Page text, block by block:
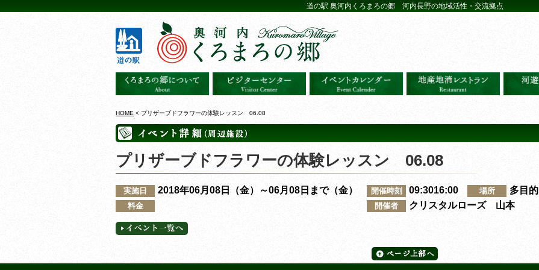
道の駅 奥河内くろまろの郷 河内長野の地域活性・交流拠点
HOME < プリザーブドフラワーの体験レッスン 06.08
プリザーブドフラワーの体験レッスン 06.08
実施日 2018年06月08日（金）～06月08日まで（金） 開催時刻 09:3016:00 場所 多目
料金 開催者 クリスタルローズ 山本